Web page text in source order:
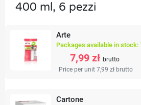
400 ml, 6 pezzi
Arte
Packages available in stock:
7,99 zł brutto
Price per unit 7,99 zł brutto
Cartone